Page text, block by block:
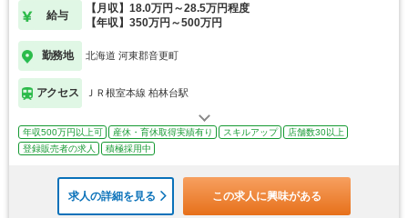
給与
【月収】18.0万円～28.5万円程度
【年収】350万円～500万円
勤務地 北海道 河東郡音更町
アクセス ＪＲ根室本線 柏林台駅
年収500万円以上可 産休・育休取得実績有り スキルアップ
店舗数30以上
登録販売者の求人
積極採用中
求人の詳細を見る この求人に興味がある